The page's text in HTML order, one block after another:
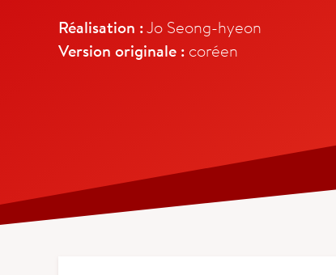
Réalisation :Jo Seong-hyeon
Version originale : coréen